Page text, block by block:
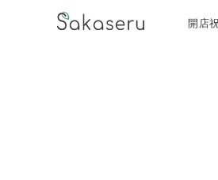
開店